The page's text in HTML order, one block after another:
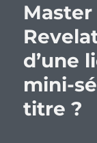
d’une
mini-
titre ?